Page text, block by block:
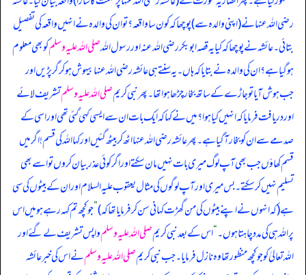
رضی اللہ عنہا نے (اپنی والدہ سے) پوچھا کہ کون سا واقعہ؟ تو ان کی والدہ نے انہیں واقعہ کی تفصیل
بتائی۔ عائشہ نے پوچھا کہ کیا یہ قصہ ابوبکر رضی اللہ عنہ اور رسول اللہصلی اللہ علیہ وسلمکو بھی معلوم
ہو گیا ہے؟ ان کی والدہ نے بتایا کہ ہاں۔ یہ سنتے ہی عائشہ رضی اللہ عنہا بیہوش ہو کر گر پڑیں اور
جب ہوش آیا تو جاڑے کے ساتھ بخار چڑھا ہوا تھا۔ پھر نبی کریمصلی اللہ علیہ وسلمتشریف لائے
اور دریافت فرمایا کہ انہیں کیا ہوا؟ میں نے کہا کہ ایک بات ان سے ایسی کہی گئی تھی اور اسی کے
صدمے سے ان کو بخار آ گیا ہے۔ پھر عائشہ رضی اللہ عنہا اٹھ کر بیٹھ گئیں اور کہا اللہ کی قسم! اگر میں
قسم کھاؤں جب بھی آپ لوگ میری بات نہیں مان سکتے اور اگر کوئی عذر بیان کروں تو اسے بھی
تسلیم نہیں کر سکتے۔ بس میری اور آپ لوگوں کی مثال یعقوب علیہ السلام اور ان کے بیٹوں کی سی
ہے (کہ انہوں نے اپنے بیٹوں کی من گھڑت کہانی سن کر فرمایا تھا کہ)”جو کچھ تم کہہ رہے ہو میں اس
پر اللہ ہی کی مدد چاہتا ہوں۔“اس کے بعد نبی کریمصلی اللہ علیہ وسلمواپس تشریف لے گئے اور
اللہ تعالیٰ کو جو کچھ منظور تھا وہ نازل فرمایا۔ جب نبی کریمصلی اللہ علیہ وسلمنے اس کی خبر عائشہ